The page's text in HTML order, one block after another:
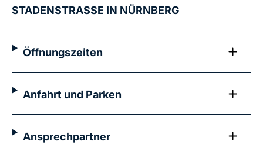
STADENSTRASSE IN NÜRNBERG
Öffnungszeiten
Anfahrt und Parken
Ansprechpartner